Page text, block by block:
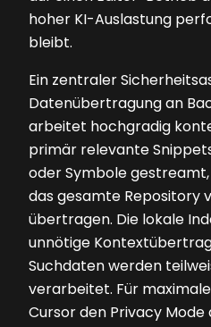
hoher KI-Auslastung
bleibt.
Ein zentraler
Datenübertragung an
arbeitet hochgradig
primär relevante
oder Symbole
das gesamte Repository
übertragen. Die lokale
unnötige
Suchdaten werden
verarbeitet. Für
Cursor den Privacy Mode